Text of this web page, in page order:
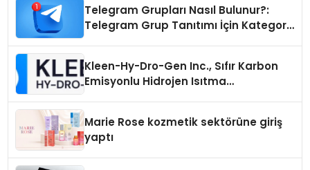
Telegram Grupları Nasıl Bulunur?:
Telegram Grup Tanıtımı İçin Kategori
Kleen-Hy-Dro-Gen Inc., Sıfır Karbon
Emisyonlu Hidrojen Isıtma
Marie Rose kozmetik sektörüne giriş
yaptı